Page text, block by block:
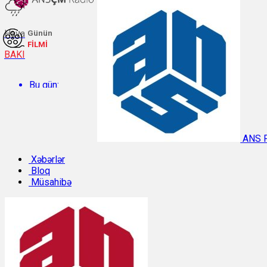
Hava
BAKI
Bu gün:
Temperatur: 29.2°C. Rütubət: 57%.
Sabah:
Günün
FİLMİ
ANS
Xəbərlər
Bloq
Müsahibə